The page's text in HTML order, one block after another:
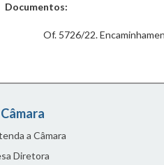
Documentos:
Of. 5726/22.
a Câmara
Diretora